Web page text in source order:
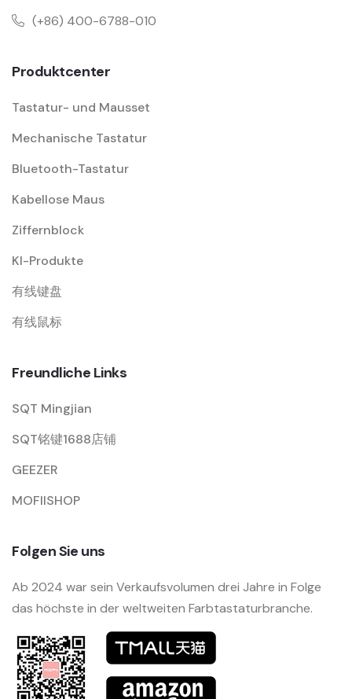
(+86) 400-6788-010
Produktcenter
Tastatur- und Mausset
Mechanische Tastatur
Bluetooth-Tastatur
Kabellose Maus
Ziffernblock
KI-Produkte
有线键盘
有线鼠标
Freundliche Links
SQT Mingjian
SQT铭键1688店铺
GEEZER
MOFIISHOP
Folgen Sie uns
Ab 2024 war sein Verkaufsvolumen drei Jahre in Folge
das höchste in der weltweiten Farbtastaturbranche.